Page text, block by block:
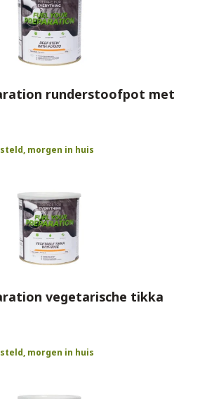
runderstoofpot met
morgen in huis
vegetarische tikka
morgen in huis